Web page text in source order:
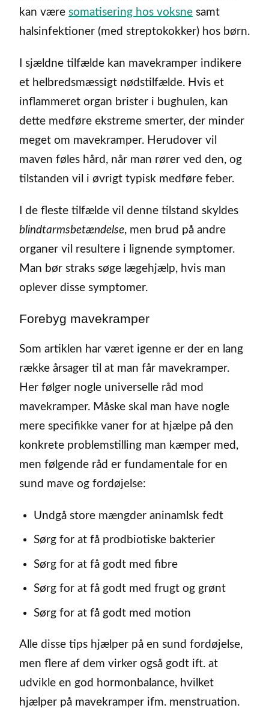
kan være somatisering hos voksne samt
halsinfektioner (med streptokokker) hos børn.
I sjældne tilfælde kan mavekramper indikere
et helbredsmæssigt nødstilfælde. Hvis et
inflammeret organ brister i bughulen, kan
dette medføre ekstreme smerter, der minder
meget om mavekramper. Herudover vil
maven føles hård, når man rører ved den, og
tilstanden vil i øvrigt typisk medføre feber.
I de fleste tilfælde vil denne tilstand skyldes
blindtarmsbetændelse, men brud på andre
organer vil resultere i lignende symptomer.
Man bør straks søge lægehjælp, hvis man
oplever disse symptomer.
Forebyg mavekramper
Som artiklen har været igenne er der en lang
række årsager til at man får mavekramper.
Her følger nogle universelle råd mod
mavekramper. Måske skal man have nogle
mere specifikke vaner for at hjælpe på den
konkrete problemstilling man kæmper med,
men følgende råd er fundamentale for en
sund mave og fordøjelse:
Undgå store mængder aninamlsk fedt
Sørg for at få prodbiotiske bakterier
Sørg for at få godt med fibre
Sørg for at få godt med frugt og grønt
Sørg for at få godt med motion
Alle disse tips hjælper på en sund fordøjelse,
men flere af dem virker også godt ift. at
udvikle en god hormonbalance, hvilket
hjælper på mavekramper ifm. menstruation.